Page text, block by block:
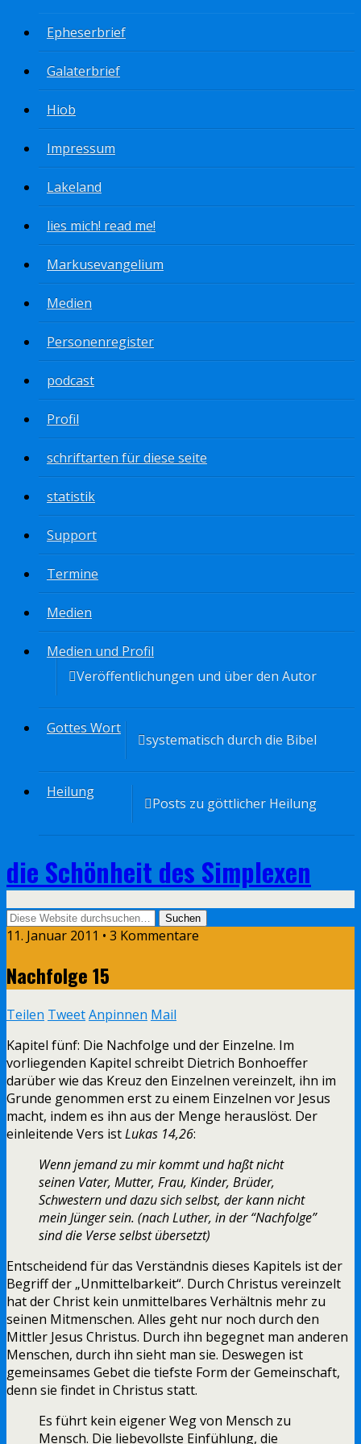
Epheserbrief
Galaterbrief
Hiob
Impressum
Lakeland
lies mich! read me!
Markusevangelium
Medien
Personenregister
podcast
Profil
schriftarten für diese seite
statistik
Support
Termine
Medien
Medien und Profil
Veröffentlichungen und über den Autor
Gottes Wort
systematisch durch die Bibel
Heilung
Posts zu göttlicher Heilung
die Schönheit des Simplexen
11. Januar 2011 • 3 Kommentare
Nachfolge 15
Teilen TweetAnpinnen Mail
Kapitel fünf: Die Nachfolge und der Einzelne. Im
vorliegenden Kapitel schreibt Dietrich Bonhoeffer
darüber wie das Kreuz den Einzelnen vereinzelt, ihn im
Grunde genommen erst zu einem Einzelnen vor Jesus
macht, indem es ihn aus der Menge herauslöst. Der
einleitende Vers istLukas 14,26:
Wenn jemand zu mir kommt und haßt nicht
seinen Vater, Mutter, Frau, Kinder, Brüder,
Schwestern und dazu sich selbst, der kann nicht
mein Jünger sein. (nach Luther, in der “Nachfolge”
sind die Verse selbst übersetzt)
Entscheidend für das Verständnis dieses Kapitels ist der
Begriff der „Unmittelbarkeit“. Durch Christus vereinzelt
hat der Christ kein unmittelbares Verhältnis mehr zu
seinen Mitmenschen. Alles geht nur noch durch den
Mittler Jesus Christus. Durch ihn begegnet man anderen
Menschen, durch ihn sieht man sie. Deswegen ist
gemeinsames Gebet die tiefste Form der Gemeinschaft,
denn sie findet in Christus statt.
Es führt kein eigener Weg von Mensch zu
Mensch. Die liebevollste Einfühlung, die